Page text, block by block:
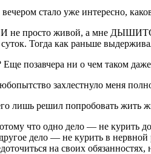
стало уже интересно,
не просто живой, а мне
Тогда как раньше
позавчера ни о чем таком
захлестнуло меня
лишь решил попробовать жить
что одно дело — не курить
дело — не курить в
на своих